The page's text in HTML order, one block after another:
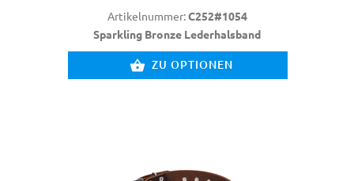
Artikelnummer:C252#1054
Sparkling Bronze Lederhalsband
ZU OPTIONEN